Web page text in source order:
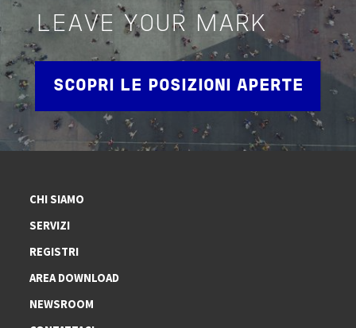
LEAVE YOUR MARK
SCOPRI LE POSIZIONI APERTE
CHI SIAMO
SERVIZI
REGISTRI
AREA DOWNLOAD
NEWSROOM